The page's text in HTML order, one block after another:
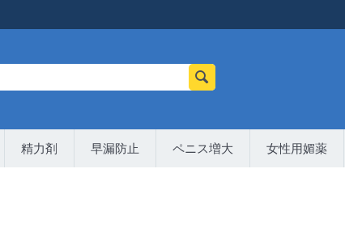
精力剤 早漏防止 ペニス増大 女性用媚薬